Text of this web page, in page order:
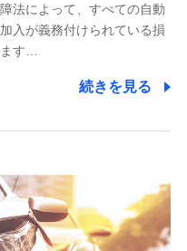
内において個人情報の取
項目】
ビス提供等を通じて取得
法によって、すべての自動
入が義務付けられている損
ます…
続きを見る